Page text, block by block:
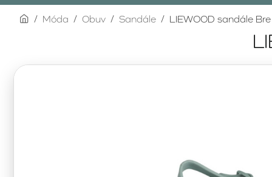
homeMóda Obuv Sandále LIEWOOD sandále